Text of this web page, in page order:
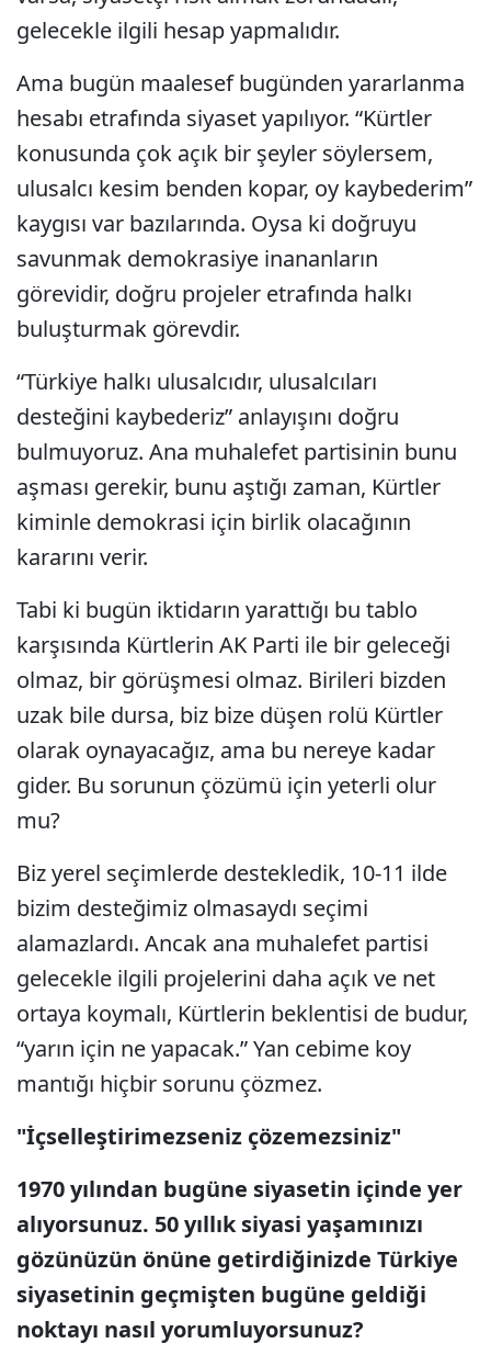
gelecekle ilgili hesap yapmalıdır.
Ama bugün maalesef bugünden yararlanma
hesabı etrafında siyaset yapılıyor. “Kürtler
konusunda çok açık bir şeyler söylersem,
ulusalcı kesim benden kopar, oy kaybederim”
kaygısı var bazılarında. Oysa ki doğruyu
savunmak demokrasiye inananların
görevidir, doğru projeler etrafında halkı
buluşturmak görevdir.
“Türkiye halkı ulusalcıdır, ulusalcıları
desteğini kaybederiz” anlayışını doğru
bulmuyoruz. Ana muhalefet partisinin bunu
aşması gerekir, bunu aştığı zaman, Kürtler
kiminle demokrasi için birlik olacağının
kararını verir.
Tabi ki bugün iktidarın yarattığı bu tablo
karşısında Kürtlerin AK Parti ile bir geleceği
olmaz, bir görüşmesi olmaz. Birileri bizden
uzak bile dursa, biz bize düşen rolü Kürtler
olarak oynayacağız, ama bu nereye kadar
gider. Bu sorunun çözümü için yeterli olur
mu?
Biz yerel seçimlerde destekledik, 10-11 ilde
bizim desteğimiz olmasaydı seçimi
alamazlardı. Ancak ana muhalefet partisi
gelecekle ilgili projelerini daha açık ve net
ortaya koymalı, Kürtlerin beklentisi de budur,
“yarın için ne yapacak.” Yan cebime koy
mantığı hiçbir sorunu çözmez.
"İçselleştirimezseniz çözemezsiniz"
1970 yılından bugüne siyasetin içinde yer
alıyorsunuz. 50 yıllık siyasi yaşamınızı
gözünüzün önüne getirdiğinizde Türkiye
siyasetinin geçmişten bugüne geldiği
noktayı nasıl yorumluyorsunuz?